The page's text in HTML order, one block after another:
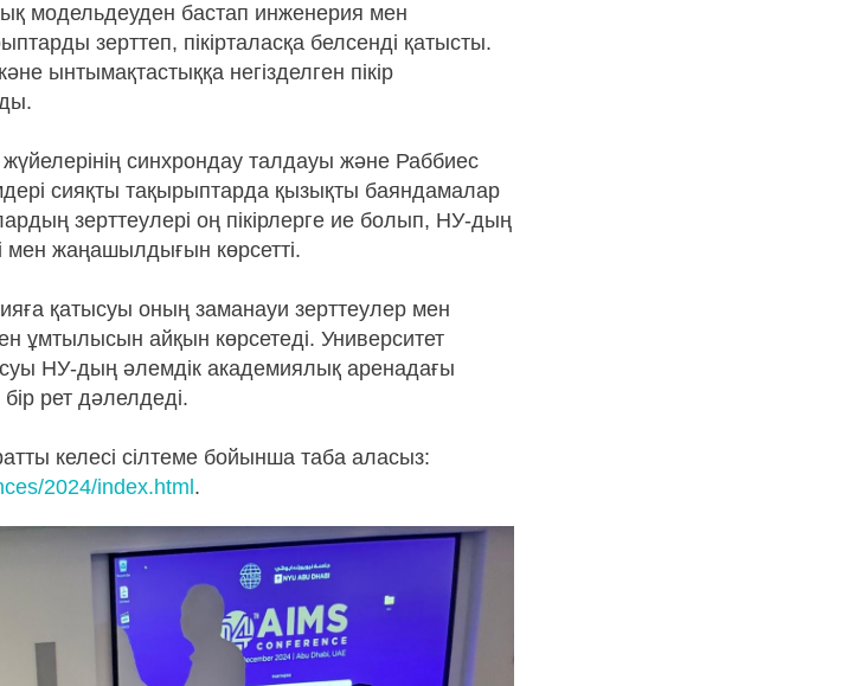
модельдеуден бастап инженерия мен
зерттеп, пікірталасқа белсенді қатысты.
ынтымақтастыққа негізделген пікір
синхрондау талдауы және Раббиес
сияқты тақырыптарда қызықты баяндамалар
зерттеулері оң пікірлерге ие болып, НУ-дың
жаңашылдығын көрсетті.
қатысуы оның заманауи зерттеулер мен
ұмтылысын айқын көрсетеді. Университет
НУ-дың әлемдік академиялық аренадағы
рет дәлелдеді.
келесі сілтеме бойынша таба аласыз:
2024/index.html .